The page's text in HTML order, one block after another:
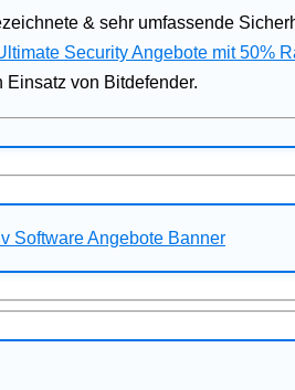
& sehr umfassende
Security Angebote mit 50%
Einsatz von Bitdefender.